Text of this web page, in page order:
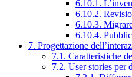
6.10.1.
6.10.2.
6.10.3.
6.10.4.
7. Progettazione
7.1. Caratteristiche
7.2. User stories per